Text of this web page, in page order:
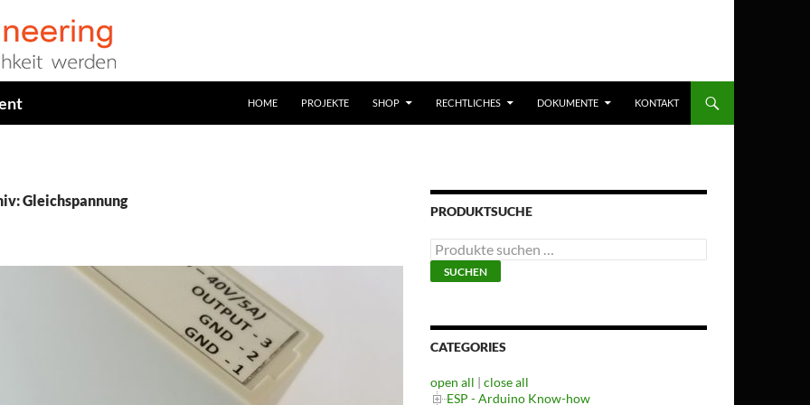
HOME PROJEKTE SHOP RECHTLICHES DOKUMENTE KONTAKT
Gleichspannung
PRODUKTSUCHE
Suchen
nach:
SUCHEN
CATEGORIES
open all | close all
ESP - Arduino Know-how